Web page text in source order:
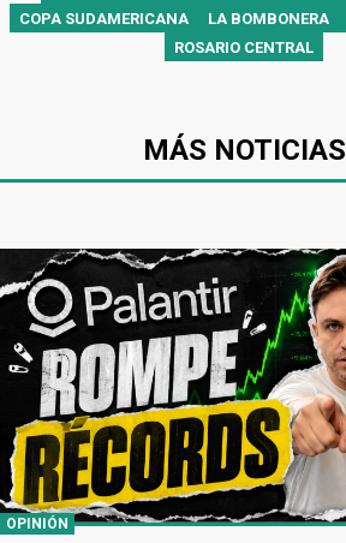
COPA SUDAMERICANA
LA BOMBONERA
ROSARIO CENTRAL
MÁS NOTICIAS
OPINIÓN